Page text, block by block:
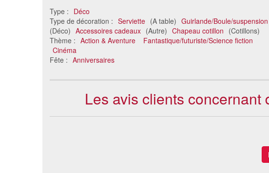
Type : Déco
Type de décoration : Serviette (A table) Guirlande/Boule/suspension
(Déco) Accessoires cadeaux (Autre) Chapeau cotillon (Cotillons)
Thème : Action & Aventure
Fantastique/futuriste/Science fiction
Cinéma
Fête : Anniversaires
Les avis clients